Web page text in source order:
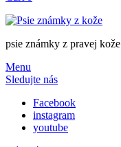
psie známky z pravej kože
Menu
Sledujte nás
Facebook
instagram
youtube